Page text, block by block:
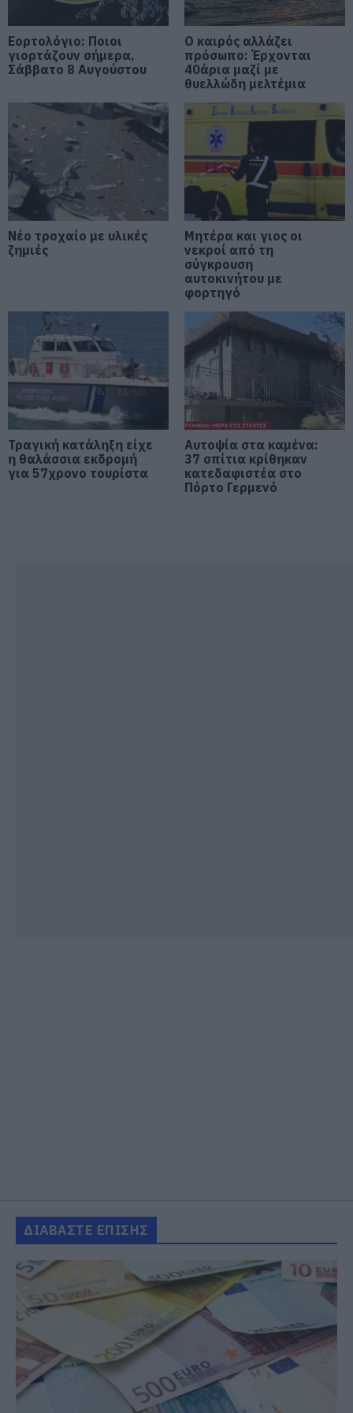
Εύβοια: «Πλιάτσικο» σε έργο
ανάπλασης παραλίας – Η
καταγγελία που προκαλεί
αντιδράσεις
08.08.2026 | 10:20
Χωρίς Internet τώρα αυτό το
χωριό της Εύβοιας
08.08.2026 | 10:00
Εύβοια: Διακοπή ρεύματος αύριο
πολλές περιοχές- Πίνακας
08.08.2026 | 09:40
Μητσοτάκης: Φαγητό και κρασί
08.08.2026 | 09:20
Συγκίνηση και βαθιά πίστη στην
Εύβοια! Τίμησαν τον Όσιο Ιωάννη
του Ρώσσο για το θαύμα της
βροχής στη φωτιά του 2021
08.08.2026 | 09:00
Εορτολόγιο: Ποιοι γιορτάζουν
σήμερα, Σάββατο 8 Αυγούστου
Εορτολόγιο: Ποιοι
γιορτάζουν σήμερα,
Σάββατο 8 Αυγούστου
Ο καιρός αλλάζει
πρόσωπο: Έρχονται
40άρια μαζί με
θυελλώδη μελτέμια
Νέο τροχαίο με υλικές
ζημιές
Μητέρα και γιος οι
νεκροί από τη
σύγκρουση
αυτοκινήτου με
φορτηγό
Τραγική κατάληξη είχε
η θαλάσσια εκδρομή
για 57χρονο τουρίστα
Αυτοψία στα καμένα:
37 σπίτια κρίθηκαν
κατεδαφιστέα στο
Πόρτο Γερμενό
ΔΙΑΒΑΣΤΕ ΕΠΙΣΗΣ